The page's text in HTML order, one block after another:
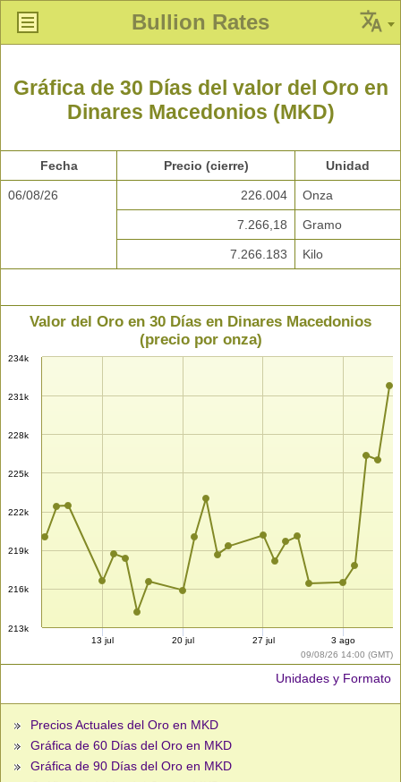
Bullion Rates
Gráfica de 30 Días del valor del Oro en
Dinares Macedonios (MKD)
Fecha Precio (cierre) Unidad
06/08/26 226.004 Onza
7.266,18 Gramo
7.266.183 Kilo
09/08/26 14:00 (GMT)
Valor del Oro en 30 Días en Dinares Macedonios
(precio por onza)
213k
216k
219k
222k
225k
228k
231k
234k
13 jul 20 jul 27 jul 3 ago
Unidades y Formato
Precios Actuales del Oro en MKD
Gráfica de 60 Días del Oro en MKD
Gráfica de 90 Días del Oro en MKD